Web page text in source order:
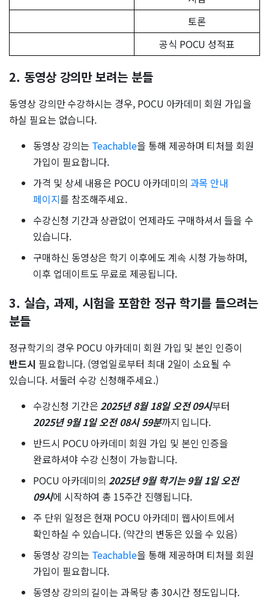
토론
공식 POCU 성적표
2. 동영상 강의만 보려는 분들
동영상 강의만 수강하시는 경우, POCU 아카데미 회원 가입을
하실 필요는 없습니다.
동영상 강의는 Teachable을 통해 제공하며 티처블 회원
가입이 필요합니다.
가격 및 상세 내용은 POCU 아카데미의 과목 안내
페이지를 참조해주세요.
수강신청 기간과 상관없이 언제라도 구매하셔서 들을 수
있습니다.
구매하신 동영상은 학기 이후에도 계속 시청 가능하며,
이후 업데이트도 무료로 제공됩니다.
3. 실습, 과제, 시험을 포함한 정규 학기를 들으려는
분들
정규학기의 경우 POCU 아카데미 회원 가입 및 본인 인증이
반드시 필요합니다. (영업일로부터 최대 2일이 소요될 수
있습니다. 서둘러 수강 신청해주세요.)
수강신청 기간은2025년 8월 18일 오전 09시부터
2025년 9월 1일 오전 08시 59분까지 입니다.
반드시 POCU 아카데미 회원 가입 및 본인 인증을
완료하셔야 수강 신청이 가능합니다.
POCU 아카데미의2025년 9월 학기는 9월 1일 오전
09시에 시작하여 총 15주간 진행됩니다.
주 단위 일정은 현재 POCU 아카데미 웹사이트에서
확인하실 수 있습니다. (약간의 변동은 있을 수 있음)
동영상 강의는 Teachable을 통해 제공하며 티처블 회원
가입이 필요합니다.
동영상 강의의 길이는 과목당 총 30시간 정도입니다.